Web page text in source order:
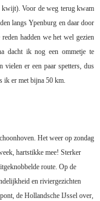
kwijt). Voor de weg terug kwam
langs Ypenburg en daar door
hadden we het wel gezien
dacht ik nog een ommetje te
vielen er een paar spetters, dus
ik er met bijna 50 km.
Het weer op zondag
hartstikke mee! Sterker
route. Op de
en riviergezichten
de Hollandsche IJssel over,